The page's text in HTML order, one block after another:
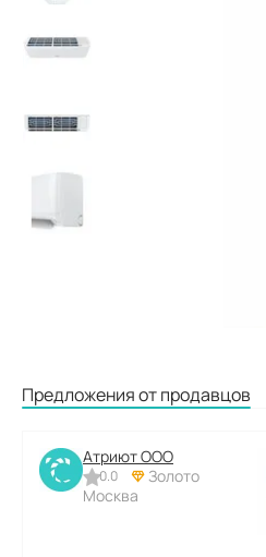
Предложения от продавцов
Атриют ООО
0.0
Золото
Москва